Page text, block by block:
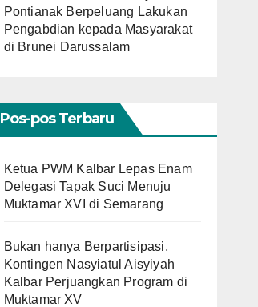
Pontianak Berpeluang Lakukan
Pengabdian kepada Masyarakat
di Brunei Darussalam
Pos-pos Terbaru
Ketua PWM Kalbar Lepas Enam
Delegasi Tapak Suci Menuju
Muktamar XVI di Semarang
Bukan hanya Berpartisipasi,
Kontingen Nasyiatul Aisyiyah
Kalbar Perjuangkan Program di
Muktamar XV